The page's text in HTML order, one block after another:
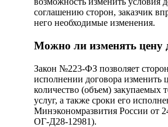
соглашению сторон, заказчик
него необходимые изменения.
Можно ли изменять цену
Закон №223-ФЗ позволяет
исполнении договора изменить
количество (объем) закупаемых
услуг, а также сроки его
Минэкономразвития России от
ОГ-Д28-12981).